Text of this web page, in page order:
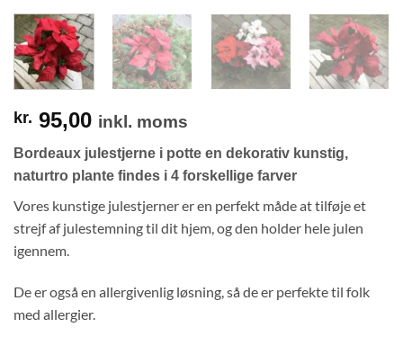
kr. 95,00 inkl. moms
Bordeaux julestjerne i potte en dekorativ kunstig,
naturtro plante findes i 4 forskellige farver
Vores kunstige julestjerner er en perfekt måde at tilføje et
strejf af julestemning til dit hjem, og den holder hele julen
igennem.
De er også en allergivenlig løsning, så de er perfekte til folk
med allergier.